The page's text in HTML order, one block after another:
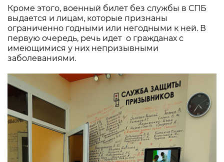
Кроме этого, военный билет без службы в СПБ
выдается и лицам, которые признаны
ограниченно годными или негодными к ней. В
первую очередь, речь идет о гражданах с
имеющимися у них непризывными
заболеваниями.